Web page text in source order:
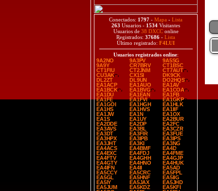
Conectados: 1797 - Mapa - Lista
263 Usuarios - 1534 Visitantes
Usuarios de 38 DXCConline
Registrados: 37686 - Lista
Último registrado: F4LUI
Usuarios registrados online:
9A2NO
9A3PV
9A5SG
9A9Y
CR7BRV
CT1BSC
CT1FIU
CT2JNM
CT7AUT
CU3AK
CX1SI
DK9CK
DL2ZT
DL9UN
DO2HQS
EA1ACP
EA1AUO
EA1AV
EA1BCK
EA1BVG
EA1COA
EA1DU
EA1EAN
EA1FB
EA1FE
EA1FVI
EA1GKP
EA1GOI
EA1HGH
EA1HLK
EA1HS
EA1HVS
EA1IIF
EA1JW
EA1N
EA1OX
EA1S
EA1UY
EA2BUR
EA2DDE
EA2DP
EA2FC
EA3AVS
EA3BL
EA3CZR
EA3DT
EA3FIR
EA3FUE
EA3HPX
EA3IPB
EA3IPS
EA3JHT
EA3KI
EA3NG
EA4ACS
EA4BMF
EA4D
EA4EXC
EA4FDJ
EA4FME
EA4FTV
EA4GHH
EA4GJP
EA4GTY
EA4HNO
EA4HUK
EA4IFN
EA4II
EA5AD
EA5CCY
EA5CRC
EA5FPL
EA5GL
EA5HNF
EA5IIG
EA5IY
EA5JAX
EA5JHD
EA5JUM
EA5KDZ
EA5KFI